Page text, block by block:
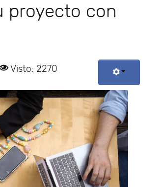
proyecto con
Visto: 2270